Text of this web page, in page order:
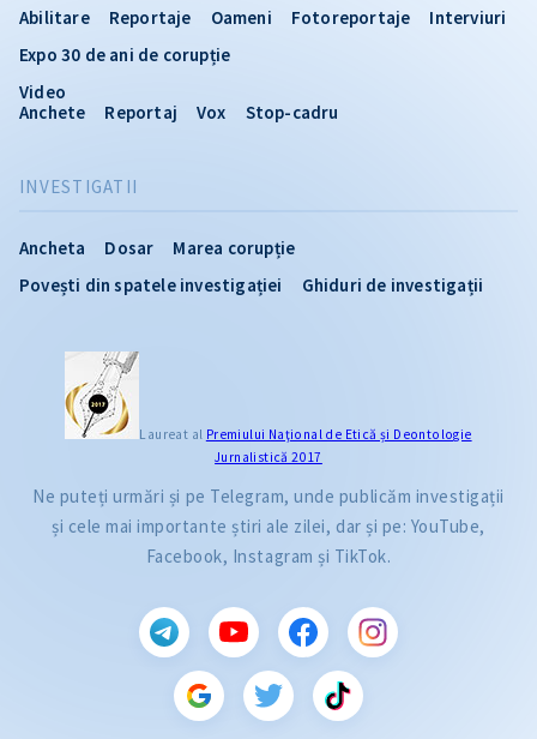
INVESTIGATII
Ancheta Dosar
Marea corupție
Povești din spatele investigației
Ghiduri de investigații
Abilitare Reportaje Oameni Fotoreportaje
Interviuri
Expo 30 de ani de corupție
Video
Anchete
Reportaj Vox Stop-cadru
Laureat al Premiului Naţional de Etică și Deontologie
Jurnalistică 2017
Ne puteți urmări și pe Telegram, unde publicăm investigații
și cele mai importante știri ale zilei, dar și pe: YouTube,
Facebook, Instagram și TikTok.